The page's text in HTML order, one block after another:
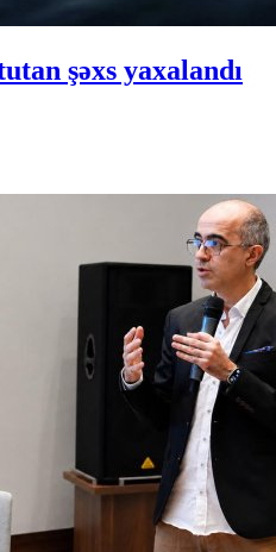
şəxs yaxalandı